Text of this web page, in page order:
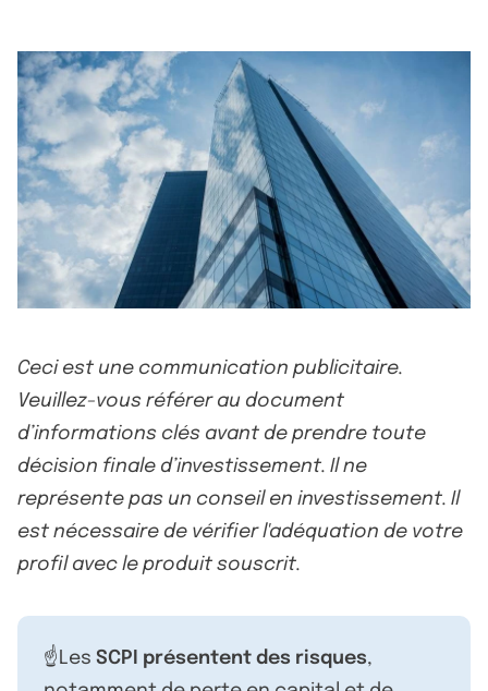
Ceci est une communication publicitaire.
Veuillez-vous référer au document
d’informations clés avant de prendre toute
décision finale d’investissement. Il ne
représente pas un conseil en investissement. Il
est nécessaire de vérifier l'adéquation de votre
profil avec le produit souscrit.
☝️Les SCPI présentent des risques,